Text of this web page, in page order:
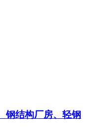
钢结构厂房、轻钢